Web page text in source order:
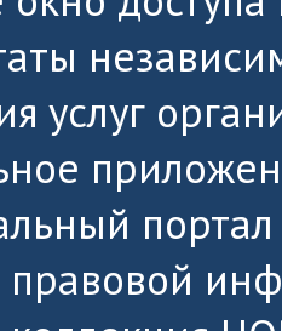
услуг
портал
правовой